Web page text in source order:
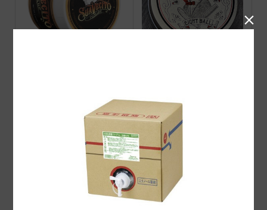
VINZポマード SWEET
PINUP i Screamポマード
